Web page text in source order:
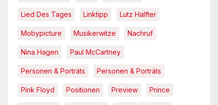
Lied Des Tages Linktipp Lutz Halfter
Mobypicture Musikerwitze Nachruf
Nina Hagen Paul McCartney
Personen & Porträts Personen & Porträts
Pink Floyd Positionen Preview Prince